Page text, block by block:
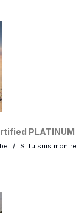
PLATINUM
/ "Si tu suis mon